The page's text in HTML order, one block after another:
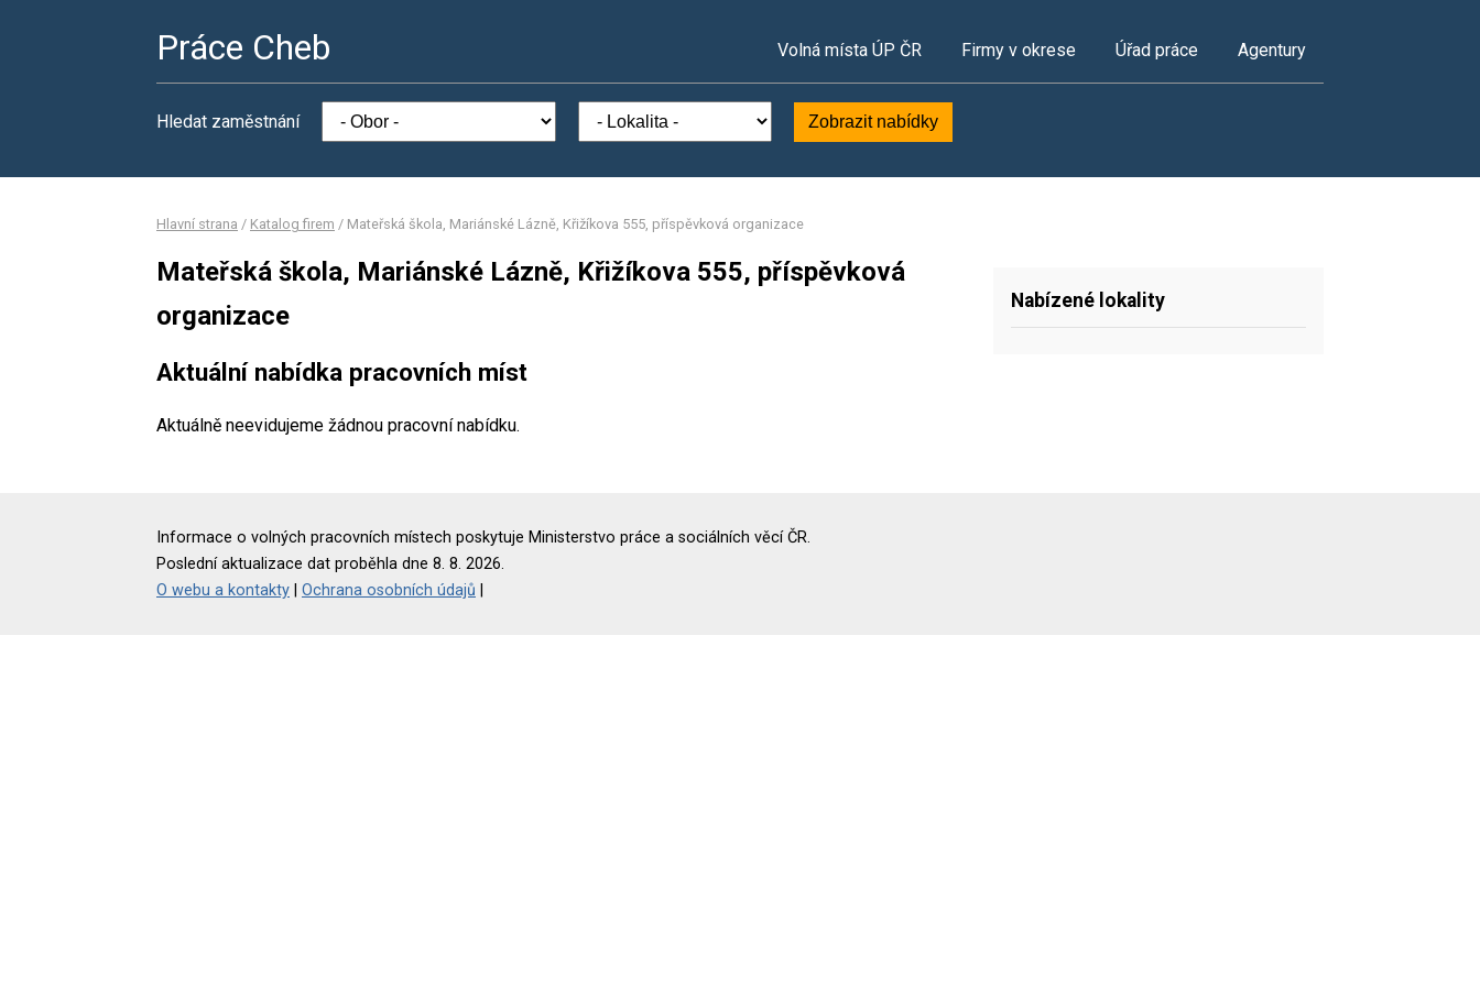
Práce Cheb Volná místa ÚP ČR Firmy v okrese Úřad práce Agentury
Hledat zaměstnání Zobrazit nabídky
Hlavní strana / Katalog firem / Mateřská škola, Mariánské Lázně, Křižíkova 555, příspěvková organizace
Mateřská škola, Mariánské Lázně, Křižíkova 555, příspěvková
organizace
Aktuální nabídka pracovních míst
Aktuálně neevidujeme žádnou pracovní nabídku.
Nabízené lokality
Informace o volných pracovních místech poskytuje Ministerstvo práce a sociálních věcí ČR.
Poslední aktualizace dat proběhla dne 8. 8. 2026.
O webu a kontakty
Ochrana osobních údajů